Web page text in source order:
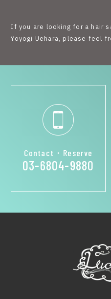
If you are looking for a hair
Yoyogi Uehara, please feel
Contact・Reserve
03-6804-9880